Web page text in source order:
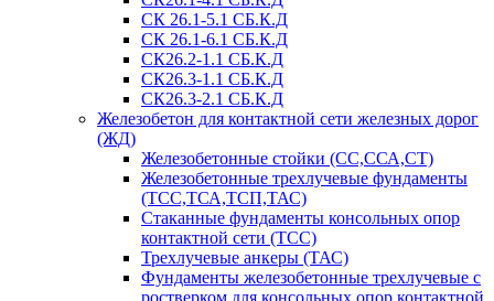
СК 26.1-5.1 СБ.К.Д
СК 26.1-6.1 СБ.К.Д
СК26.2-1.1 СБ.К.Д
СК26.3-1.1 СБ.К.Д
СК26.3-2.1 СБ.К.Д
Железобетон для контактной сети железных дорог
(ЖД)
Железобетонные стойки (СС,ССА,СТ)
Железобетонные трехлучевые фундаменты
(ТСС,ТСА,ТСП,ТАС)
Стаканные фундаменты консольных опор
контактной сети (ТСС)
Трехлучевые анкеры (ТАС)
Фундаменты железобетонные трехлучевые с
ростверком для консольных опор контактной